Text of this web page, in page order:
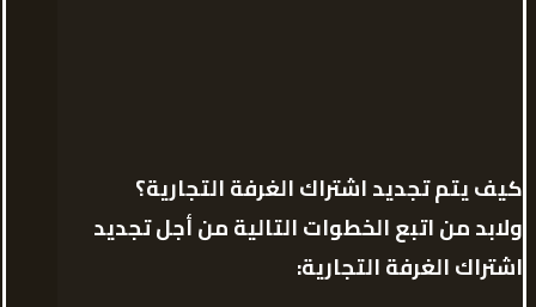
كيف يتم تجديد اشتراك الغرفة التجارية؟
ولابد من اتبع الخطوات التالية من أجل تجديد
اشتراك الغرفة التجارية: